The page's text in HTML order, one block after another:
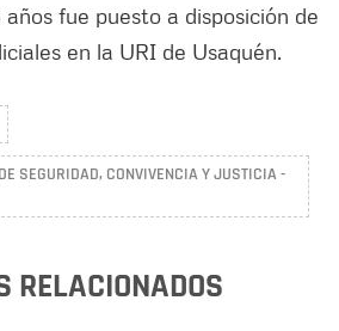
fue puesto a disposición de
en la URI de Usaquén.
SEGURIDAD, CONVIVENCIA Y JUSTICIA -
RELACIONADOS